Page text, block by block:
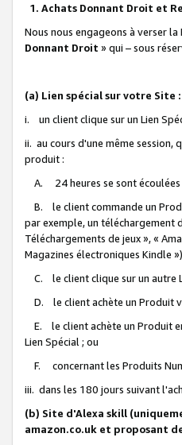
1. Achats Donnant Droit et
Nous nous engageons à verser
Donnant Droit » qui – sous
(a) Lien spécial sur votre Site :
i. un client clique sur un Lien
ii. au cours d'une même session,
produit :
A. 24 heures se sont écoulées
B. le client commande un
par exemple, un téléchargement
Téléchargements de jeux », «
Magazines électroniques Kindle
C. le client clique sur un autre
D. le client achète un Produit
E. le client achète un Produit
Lien Spécial ; ou
F. concernant les Produits
iii. dans les 180 jours suivant
(b) Site d'Alexa skill
amazon.co.uk et proposant